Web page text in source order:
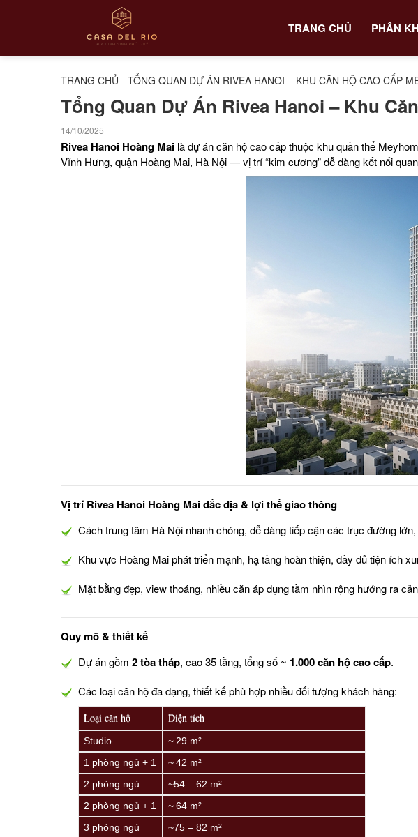
TRANG CHỦ PHÂN
TRANG CHỦ - TỔNG QUAN DỰ ÁN RIVEA HANOI – KHU CĂN HỘ CAO CẤP
Tổng Quan Dự Án Rivea Hanoi – Khu
14/10/2025
Rivea Hanoi Hoàng Mai là dự án căn hộ cao cấp thuộc khu quần thể
Vĩnh Hưng, quận Hoàng Mai, Hà Nội — vị trí “kim cương” dễ dàng kết nối
Vị trí Rivea Hanoi Hoàng Maiđắc địa & lợi thế giao thông
Cách trung tâm Hà Nội nhanh chóng, dễ dàng tiếp cận các trục đường
Khu vực Hoàng Mai phát triển mạnh, hạ tầng hoàn thiện, đầy đủ tiện ích
Mặt bằng đẹp, view thoáng, nhiều căn áp dụng tầm nhìn rộng hướng ra
Quy mô & thiết kế
Dự án gồm 2 tòa tháp, cao 35 tầng, tổng số ~ 1.000 căn hộ cao cấp.
Các loại căn hộ đa dạng, thiết kế phù hợp nhiều đối tượng khách hàng:
Loại căn hộ Diện tích
Studio
~ 29 m²
1 phòng ngủ + 1
~ 42 m²
2 phòng ngủ
~54 – 62 m²
2 phòng ngủ + 1
~ 64 m²
3 phòng ngủ
~75 – 82 m²